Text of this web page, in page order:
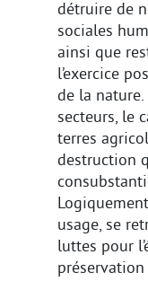
détruire de
sociales
ainsi que
l’exercice
de la nature.
secteurs, le
terres
destruction
usage, se
luttes pour